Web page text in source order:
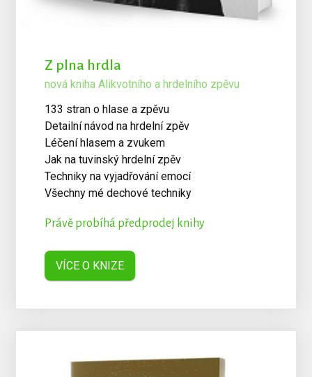
Z plna hrdla
nová kniha Alikvotního a hrdelního zpěvu
133 stran o hlase a zpěvu
Detailní návod na hrdelní zpěv
Léčení hlasem a zvukem
Jak na tuvinský hrdelní zpěv
Techniky na vyjadřování emocí
Všechny mé dechové techniky
Právě probíhá předprodej knihy
VÍCE O KNIZE